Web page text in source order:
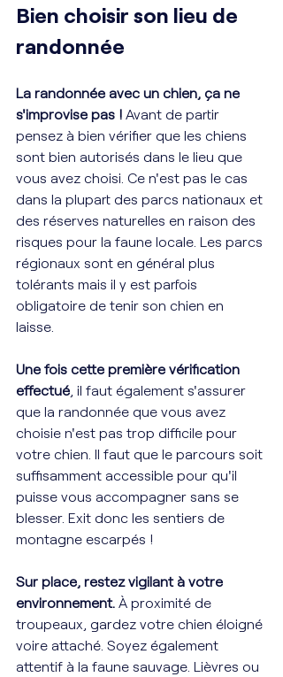
Bien choisir son lieu de
randonnée
La randonnée avec un chien, ça ne
s'improvise pas ! Avant de partir
pensez à bien vérifier que les chiens
sont bien autorisés dans le lieu que
vous avez choisi. Ce n'est pas le cas
dans la plupart des parcs nationaux et
des réserves naturelles en raison des
risques pour la faune locale. Les parcs
régionaux sont en général plus
tolérants mais il y est parfois
obligatoire de tenir son chien en
laisse.
Une fois cette première vérification
effectué , il faut également s'assurer
que la randonnée que vous avez
choisie n'est pas trop difficile pour
votre chien. Il faut que le parcours soit
suffisamment accessible pour qu'il
puisse vous accompagner sans se
blesser. Exit donc les sentiers de
montagne escarpés !
Sur place, restez vigilant à votre
environnement. À proximité de
troupeaux, gardez votre chien éloigné
voire attaché. Soyez également
attentif à la faune sauvage. Lièvres ou